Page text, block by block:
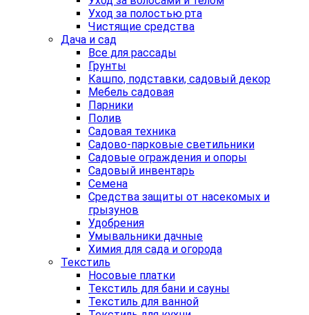
Уход за полостью рта
Чистящие средства
Дача и сад
Все для рассады
Грунты
Кашпо, подставки, садовый декор
Мебель садовая
Парники
Полив
Садовая техника
Садово-парковые светильники
Садовые ограждения и опоры
Садовый инвентарь
Семена
Средства защиты от насекомых и
грызунов
Удобрения
Умывальники дачные
Химия для сада и огорода
Текстиль
Носовые платки
Текстиль для бани и сауны
Текстиль для ванной